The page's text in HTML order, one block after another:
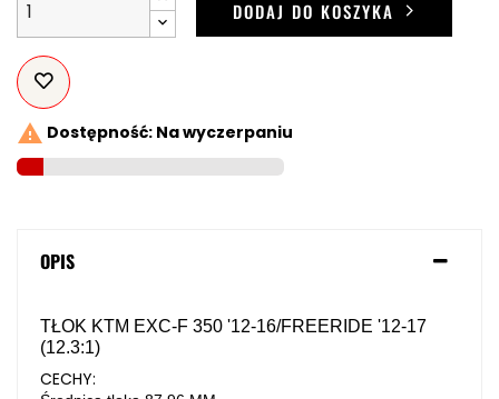
DODAJ DO KOSZYKA
 Dostępność: Na wyczerpaniu
OPIS
TŁOK KTM EXC-F 350 '12-16/FREERIDE '12-17
(12.3:1)
CECHY: